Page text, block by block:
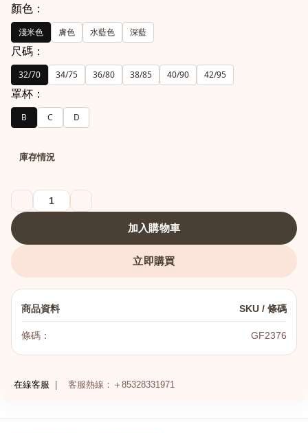
顏色：
淺米色 膚色 水藍色 深藍
尺碼：
32/70 34/75 36/80 38/85 40/90 42/95
罩杯：
B C D
庫存情況
加入購物車
立即購買
商品資料 SKU / 條碼
條碼： GF2376
在線客服 客服熱線：＋85328331971